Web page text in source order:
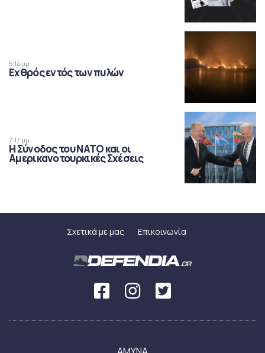
5:14 μμ
Εχθρός εντός των πυλών
7:17 μμ
Η Σύνοδος του ΝΑΤΟ και οι
Αμερικανοτουρκικές Σχέσεις
Σχετικά με μας Επικοινωνία